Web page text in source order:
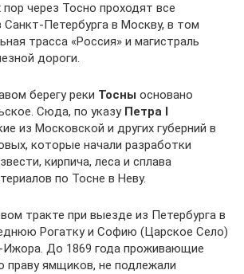
пор через Тосно проходят все
Санкт-Петербурга в Москву, в том
трасса «Россия» и магистраль
дороги.
берегу реки Тосны основано
Сюда, по указу Петра I
из Московской и других губерний в
которые начали разработки
кирпича, леса и сплава
по Тосне в Неву.
тракте при выезде из Петербурга в
Рогатку и Софию (Царское Село)
До 1869 года проживающие
праву ямщиков, не подлежали